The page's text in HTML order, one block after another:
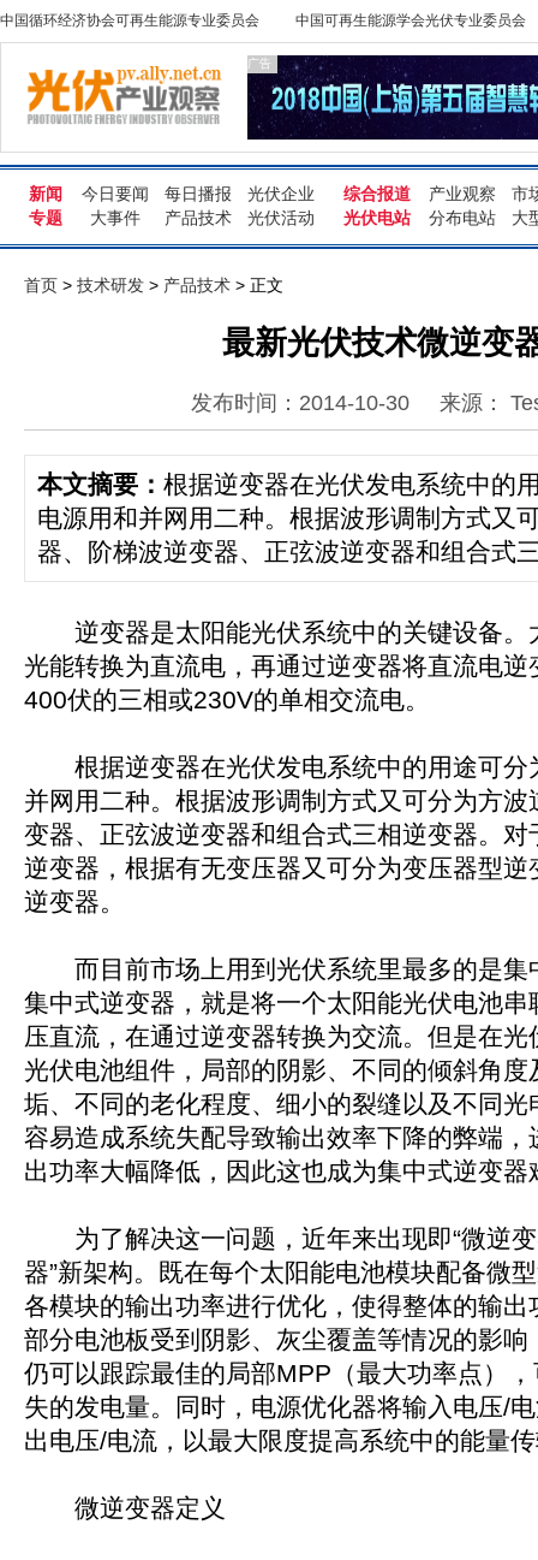
中国循环经济协会可再生能源专业委员会 中国可再生能源学会光伏专业委员会
广告
新闻 今日要闻 每日播报 光伏企业 综合报道 产业观察
市
专题
大事件 产品技术 光伏活动 光伏电站 分布电站 大
首页 > 技术研发 > 产品技术 > 正文
最新光伏技术微逆变
发布时间：2014-10-30 来源：
本文摘要： 根据逆变器在光伏发电系统中的
电源用和并网用二种。根据波形调制方式又
器、阶梯波逆变器、正弦波逆变器和组合式
逆变器是太阳能光伏系统中的关键设备。
光能转换为直流电，再通过逆变器将直流电
400伏的三相或230V的单相交流电。
根据逆变器在光伏发电系统中的用途可分
并网用二种。根据波形调制方式又可分为方
变器、正弦波逆变器和组合式三相逆变器。对
逆变器，根据有无变压器又可分为变压器型逆
逆变器。
而目前市场上用到光伏系统里最多的是集
集中式逆变器，就是将一个太阳能光伏电池串
压直流，在通过逆变器转换为交流。但是在
光伏电池组件，局部的阴影、不同的倾斜角度
垢、不同的老化程度、细小的裂缝以及不同光
容易造成系统失配导致输出效率下降的弊端，
出功率大幅降低，因此这也成为集中式逆变
为了解决这一问题，近年来出现即“微逆变
器”新架构。既在每个太阳能电池模块配备微
各模块的输出功率进行优化，使得整体的输出
部分电池板受到阴影、灰尘覆盖等情况的影响
仍可以跟踪最佳的局部MPP（最大功率点）
失的发电量。同时，电源优化器将输入电压/
出电压/电流，以最大限度提高系统中的能量
微逆变器定义